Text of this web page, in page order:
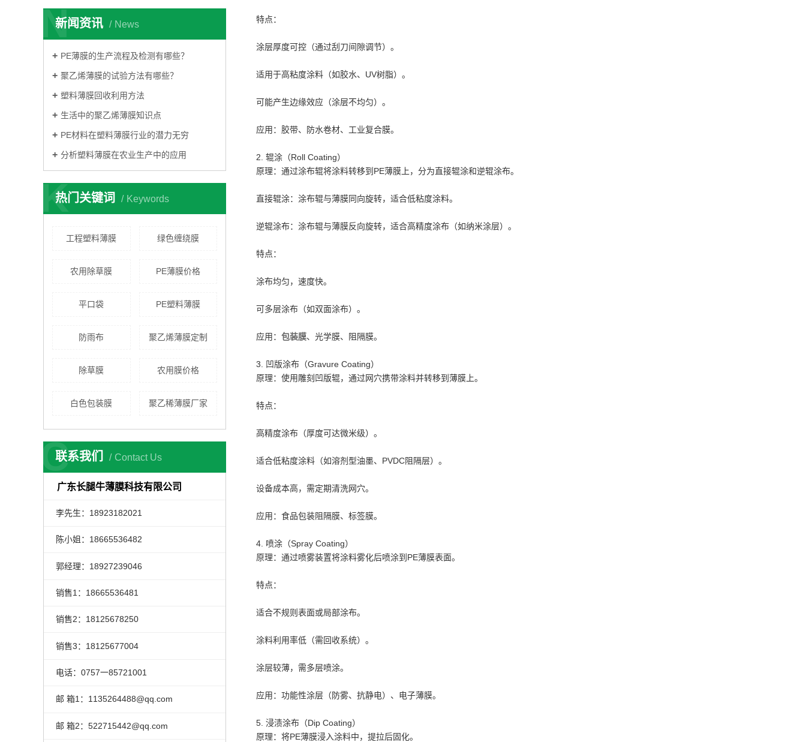
新闻资讯 News
N
PE薄膜的生产流程及检测有哪些？
聚乙烯薄膜的试验方法有哪些？
塑料薄膜回收利用方法
生活中的聚乙烯薄膜知识点
PE材料在塑料薄膜行业的潜力无穷
分析塑料薄膜在农业生产中的应用
热门关键词 Keywords
K
工程塑料薄膜 绿色缠绕膜
农用除草膜 PE薄膜价格
平口袋 PE塑料薄膜
防雨布 聚乙烯薄膜定制
除草膜 农用膜价格
白色包装膜 聚乙稀薄膜厂家
联系我们 Contact Us
C
广东长腿牛薄膜科技有限公司
李先生：18923182021
陈小姐：18665536482
郭经理：18927239046
销售1：18665536481
销售2：18125678250
销售3：18125677004
电话：0757一85721001
邮 箱1：1135264488@qq.com
邮 箱2：522715442@qq.com
特点：
涂层厚度可控（通过刮刀间隙调节）。
适用于高粘度涂料（如胶水、UV树脂）。
可能产生边缘效应（涂层不均匀）。
应用：胶带、防水卷材、工业复合膜。
2. 辊涂（Roll Coating）
原理：通过涂布辊将涂料转移到PE薄膜上，分为直接辊涂和逆辊涂布。
直接辊涂：涂布辊与薄膜同向旋转，适合低粘度涂料。
逆辊涂布：涂布辊与薄膜反向旋转，适合高精度涂布（如纳米涂层）。
特点：
涂布均匀，速度快。
可多层涂布（如双面涂布）。
应用： 包装膜、光学膜、阻隔膜。
3. 凹版涂布（Gravure Coating）
原理：使用雕刻凹版辊，通过网穴携带涂料并转移到薄膜上。
特点：
高精度涂布（厚度可达微米级）。
适合低粘度涂料（如溶剂型油墨、PVDC阻隔层）。
设备成本高，需定期清洗网穴。
应用：食品包装阻隔膜、标签膜。
4. 喷涂（Spray Coating）
原理：通过喷雾装置将涂料雾化后喷涂到PE薄膜表面。
特点：
适合不规则表面或局部涂布。
涂料利用率低（需回收系统）。
涂层较薄，需多层喷涂。
应用：功能性涂层（防雾、抗静电）、电子薄膜。
5. 浸渍涂布（Dip Coating）
原理：将PE薄膜浸入涂料中，提拉后固化。